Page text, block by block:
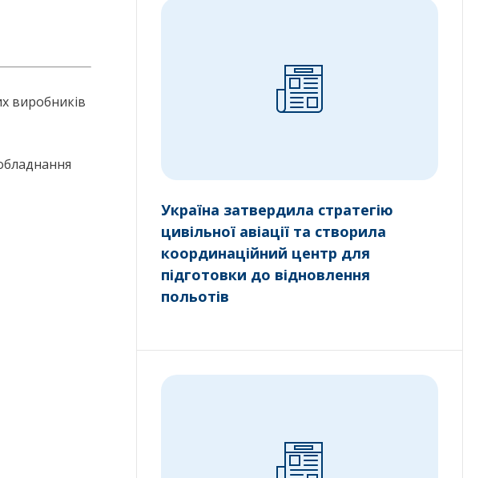
виробників
Україна затвердила стратегію
цивільної авіації та створила
координаційний центр для
підготовки до відновлення
польотів